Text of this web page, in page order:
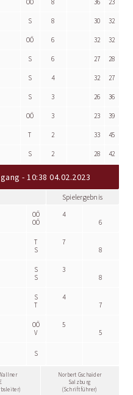
OÖ 8 36 23
S 8 30 32
OÖ 6 32 32
S 6 27 28
S 4 32 27
S 3 26 36
OÖ 3 23 39
T 2 33 45
S 2 28 42
- 10:38 04.02.2023
Spielergebnis
OÖ
OÖ
4
6
T
S
7
8
S
S
3
8
S
T
4
7
OÖ
V
5
5
S
Norbert Gschaider
Salzburg
(Schriftführer)